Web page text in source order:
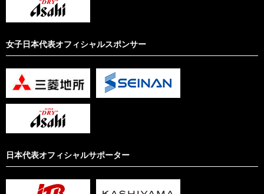
女子日本代表オフィシャルスポンサー
日本代表オフィシャルサポーター